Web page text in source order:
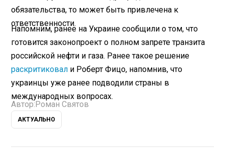
обязательства, то может быть привлечена к
ответственности.
Напомним, ранее на Украине сообщили о том, что
готовится законопроект о полном запрете транзита
российской нефти и газа. Ранее такое решение
раскритиковал и Роберт Фицо, напомнив, что
украинцы уже ранее подводили страны в
международных вопросах.
Автор: Роман Святов
АКТУАЛЬНО